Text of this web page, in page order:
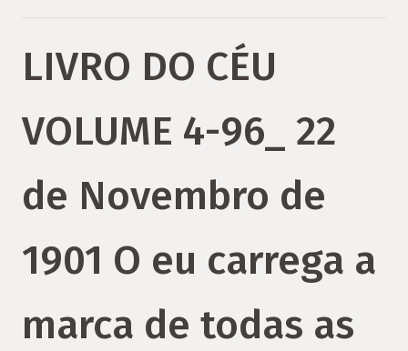
LIVRO DO CÉU
VOLUME 4-96_ 22
de Novembro de
1901 O eu carrega a
marca de todas as